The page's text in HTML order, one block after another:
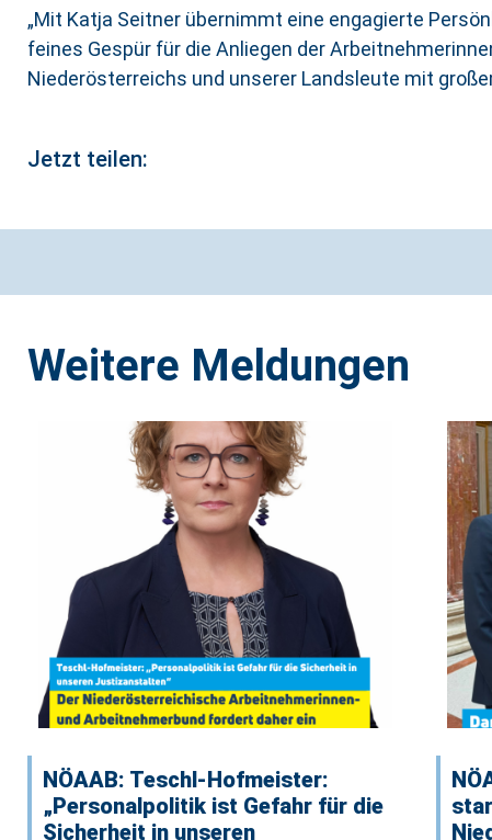
„Mit Katja Seitner übernimmt eine engagierte
feines Gespür für die Anliegen der
Niederösterreichs und unserer Landsleute mit
Jetzt teilen:
Weitere Meldungen
NÖAAB: Teschl-Hofmeister:
„Personalpolitik ist Gefahr für die
Sicherheit in unseren